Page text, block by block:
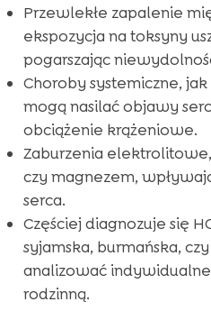
Przewlekłe zapalenie
ekspozycja na toksyny
pogarszając
Choroby systemiczne,
mogą nasilać objawy
obciążenie krążeniowe.
Zaburzenia
czy magnezem,
serca.
Częściej diagnozuje się
syjamska, burmańska,
analizować
rodzinną.